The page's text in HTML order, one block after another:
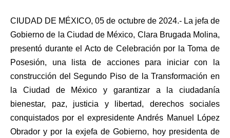
CIUDAD DE MÉXICO, 05 de octubre de 2024.- La jefa de
Gobierno de la Ciudad de México, Clara Brugada Molina,
presentó durante el Acto de Celebración por la Toma de
Posesión, una lista de acciones para iniciar con la
construcción del Segundo Piso de la Transformación en
la Ciudad de México y garantizar a la ciudadanía
bienestar, paz, justicia y libertad, derechos sociales
conquistados por el expresidente Andrés Manuel López
Obrador y por la exjefa de Gobierno, hoy presidenta de